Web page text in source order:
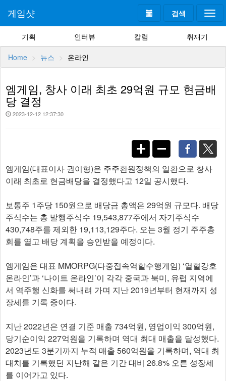
검색
게임샷
기획 인터뷰 칼럼 취재기
Home 뉴스 온라인
엠게임, 창사 이래 최초 29억원 규모 현금배
당 결정
2023-12-12 12:37:30
엠게임(대표이사 권이형)은 주주환원정책의 일환으로 창사
이래 최초로 현금배당을 결정했다고 12일 공시했다.
보통주 1주당 150원으로 배당금 총액은 29억원 규모다. 배당
주식수는 총 발행주식수 19,543,877주에서 자기주식수
430,748주를 제외한 19,113,129주다. 오는 3월 정기 주주총
회를 열고 배당 계획을 승인받을 예정이다.
엠게임은 대표 MMORPG(다중접속역할수행게임) ‘열혈강호
온라인’과 ‘나이트 온라인’이 각각 중국과 북미, 유럽 지역에
서 역주행 신화를 써내려 가며 지난 2019년부터 현재까지 성
장세를 기록 중이다.
지난 2022년은 연결 기준 매출 734억원, 영업이익 300억원,
당기순이익 227억원을 기록하며 역대 최대 매출을 달성했다.
2023년도 3분기까지 누적 매출 560억원을 기록하며, 역대 최
대치를 기록했던 지난해 같은 기간 대비 26.8% 오른 성장세
를 이어가고 있다.